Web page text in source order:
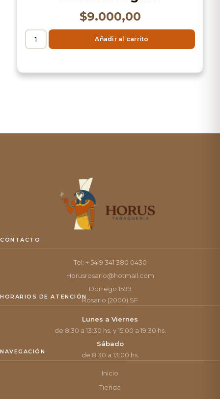
$9.000,00
Añadir al carrito
CONTACTO
Tel: + 54 9 341 380 0430
Horusrosario@hotmail.com
Dorrego 1599
Rosario (2000) SF
HORARIOS DE ATENCIÓN
Lunes a Viernes
de 8:30 a 13:30 hs. y 15:00 a 19:30 hs.
Sábado
de 8:30 a 13:00 hs.
NAVEGACIÓN
Inicio
Tienda